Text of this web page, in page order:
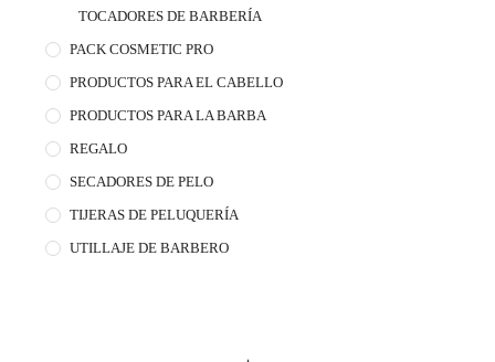
TOCADORES DE BARBERÍA
PACK COSMETIC PRO
PRODUCTOS PARA EL CABELLO
PRODUCTOS PARA LA BARBA
REGALO
SECADORES DE PELO
TIJERAS DE PELUQUERÍA
UTILLAJE DE BARBERO